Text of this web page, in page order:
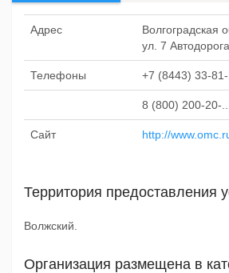
Адрес
Волгоградская
ул. 7
Телефоны +7 (8443) 33-81-
8 (800) 200-20-...
Сайт http://
Территория предоставления
Волжский.
Организация размещена в